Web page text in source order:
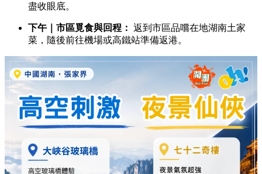
盡收眼底。
下午｜市區覓食與回程： 返到市區品嚐在地湖南土家
菜，隨後前往機場或高鐵站準備返港。